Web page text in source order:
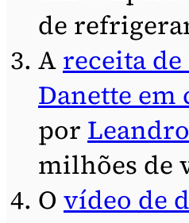
de
A receita
Danette em
por
milhões de
O vídeo de